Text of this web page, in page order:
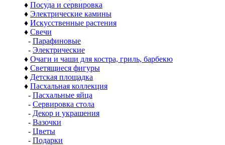
♦ Посуда и сервировка
♦ Электрические камины
♦ Искусственные растения
♦ Свечи
- Парафиновые
- Электрические
♦ Очаги и чаши для костра, гриль, барбекю
♦ Светящиеся фигуры
♦ Детская площадка
♦ Пасхальная коллекция
- Пасхальные яйца
- Сервировка стола
- Декор и украшения
- Вазочки
- Цветы
- Подарки